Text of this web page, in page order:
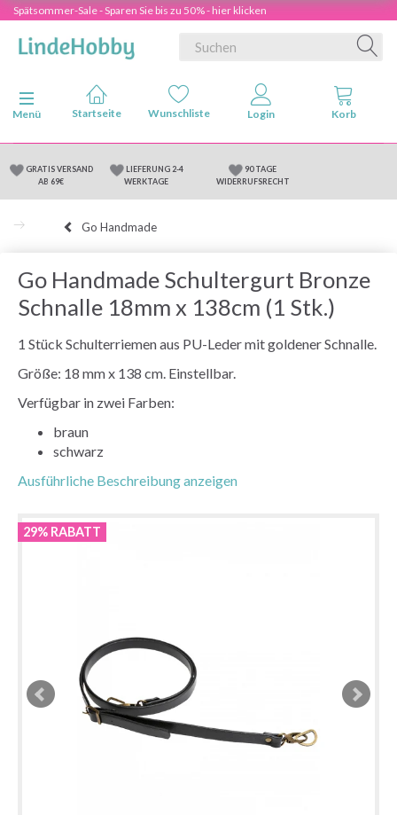
Spätsommer-Sale - Sparen Sie bis zu 50% - hier klicken
Anzeige ändern
Menü
GRATIS VERSAND
AB 69€
LIEFERUNG 2-4
WERKTAGE
90 TAGE
WIDERRUFSRECHT
Go Handmade
Go Handmade Schultergurt Bronze
Schnalle 18mm x 138cm (1 Stk.)
1 Stück Schulterriemen aus PU-Leder mit goldener Schnalle.
Größe: 18 mm x 138 cm. Einstellbar.
Verfügbar in zwei Farben:
braun
schwarz
Ausführliche Beschreibung anzeigen
29% RABATT